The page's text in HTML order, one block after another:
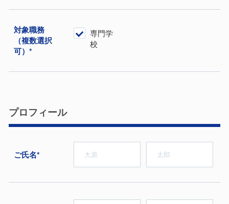
対象職務
（複数選択
可）*
専門学
校
プロフィール
ご⽒名*